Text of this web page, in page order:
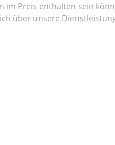
im Preis enthalten sein
über unsere